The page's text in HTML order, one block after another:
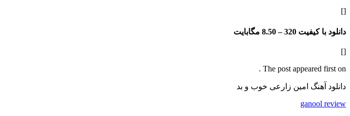
[]
دانلود با کیفیت 320 – 8.50 مگابایت
[]
The post appeared first on .
دانلود آهنگ امین زارعی خوب و بد
ganool review